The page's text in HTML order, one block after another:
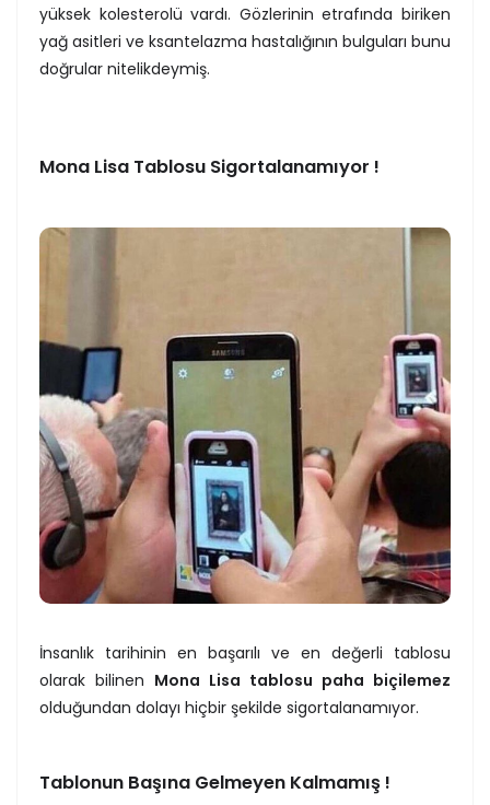
yüksek kolesterolü vardı. Gözlerinin etrafında biriken
yağ asitleri ve ksantelazma hastalığının bulguları bunu
doğrular nitelikdeymiş.
Mona Lisa Tablosu Sigortalanamıyor !
İnsanlık tarihinin en başarılı ve en değerli tablosu
olarak bilinen Mona Lisa tablosu paha biçilemez
olduğundan dolayı hiçbir şekilde sigortalanamıyor.
Tablonun Başına Gelmeyen Kalmamış !